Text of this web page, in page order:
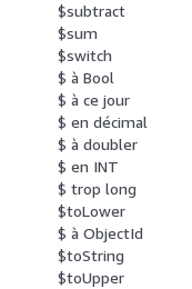
$subtract
$sum
$switch
$ à Bool
$ à ce jour
$ en décimal
$ à doubler
$ en INT
$ trop long
$toLower
$ à ObjectId
$toString
$toUpper